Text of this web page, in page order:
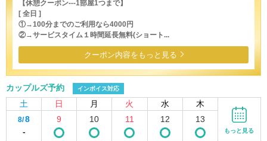
【休憩クーポン---1部屋1つまで】
[ 全日 ]
①→100分までのご利用なら4000円
②→サービスタイム１時間延長無料(ショート...
クーポン内容をもっと見る
カップルズ予約 インボイス対応
土 日 月 火 水 木
8/8
-
9 10 11 12 13
もっと見る